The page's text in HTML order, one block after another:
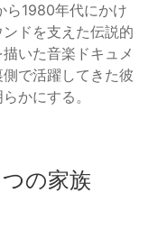
ら1980年代にかけ
ドを支えた伝説的
いた音楽ドキュメ
で活躍してきた彼
かにする。
の家族